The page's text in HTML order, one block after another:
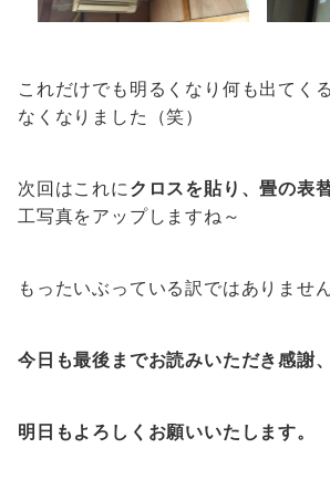
これだけでも明るくなり何も出てく
なくなりました（笑）
次回はこれに クロスを貼り、畳の表
工写真をアップしますね～
もったいぶっている訳ではありません
今日も最後までお読みいただき感謝
明日もよろしくお願いいたします。